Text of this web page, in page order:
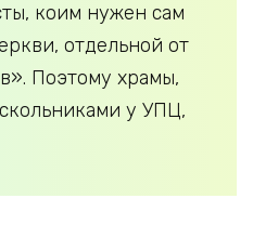
коим нужен сам
отдельной от
Поэтому храмы,
у УПЦ,